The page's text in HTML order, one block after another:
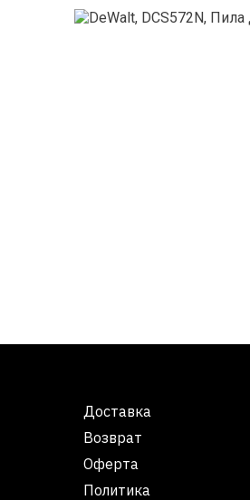
Доставка
Возврат
Оферта
Политика